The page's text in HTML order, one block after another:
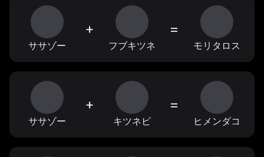
ササゾー
+
フブキツネ
=
モリタロス
ササゾー
+
キツネビ
=
ヒメンダコ